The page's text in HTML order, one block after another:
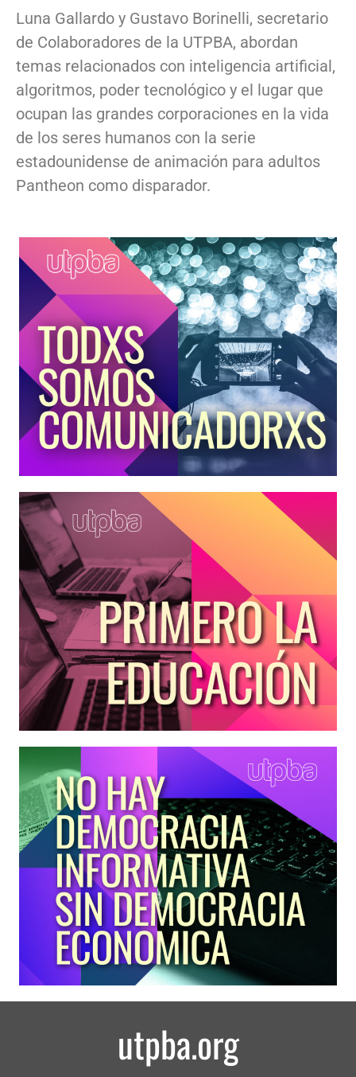
Luna Gallardo y Gustavo Borinelli, secretario
de Colaboradores de la UTPBA, abordan
temas relacionados con inteligencia artificial,
algoritmos, poder tecnológico y el lugar que
ocupan las grandes corporaciones en la vida
de los seres humanos con la serie
estadounidense de animación para adultos
Pantheon como disparador.
utpba.org